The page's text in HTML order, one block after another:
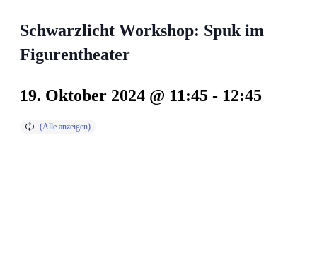
Schwarzlicht Workshop: Spuk im
Figurentheater
19. Oktober 2024 @ 11:45 - 12:45